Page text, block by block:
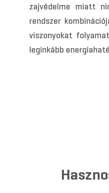
zajvédelme miatt
rendszer
viszonyokat
leginkább